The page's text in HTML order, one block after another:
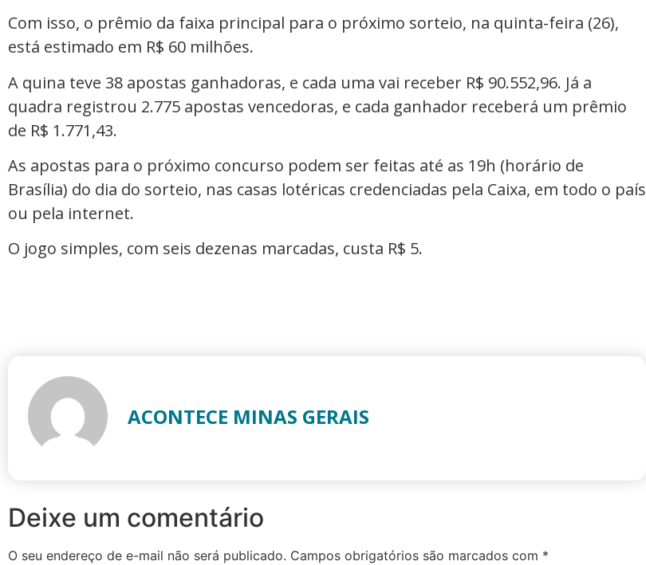
Com isso, o prêmio da faixa principal para o próximo sorteio, na quinta-feira (26),
está estimado em R$ 60 milhões.
A quina teve 38 apostas ganhadoras, e cada uma vai receber R$ 90.552,96. Já a
quadra registrou 2.775 apostas vencedoras, e cada ganhador receberá um prêmio
de R$ 1.771,43.
As apostas para o próximo concurso podem ser feitas até as 19h (horário de
Brasília) do dia do sorteio, nas casas lotéricas credenciadas pela Caixa, em todo o país
ou pela internet.
O jogo simples, com seis dezenas marcadas, custa R$ 5.
ACONTECE MINAS GERAIS
Deixe um comentário
O seu endereço de e-mail não será publicado. Campos obrigatórios são marcados com *